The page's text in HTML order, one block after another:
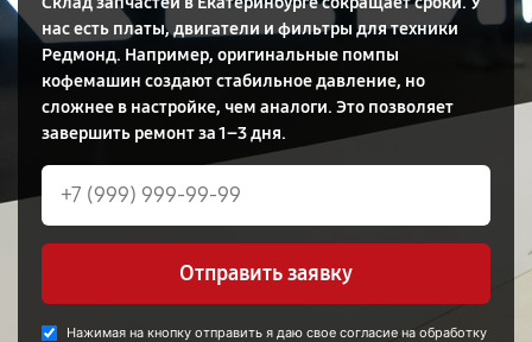
нас есть платы, двигатели и фильтры для техники
Редмонд. Например, оригинальные помпы
кофемашин создают стабильное давление, но
сложнее в настройке, чем аналоги. Это позволяет
завершить ремонт за 1–3 дня.
Отправить заявку
Нажимая на кнопку отправить я даю свое согласие на обработку